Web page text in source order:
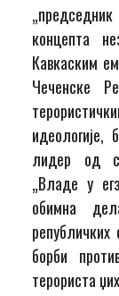
концепта
Кавкаским
Чеченске
лидер од
„Владе у
обимна
борби
терориста